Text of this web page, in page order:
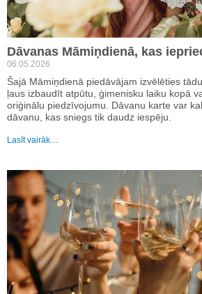
Dāvanas Māmiņdienā, kas
06.05.2026
Šajā Māmiņdienā piedāvājam izvēlēties
ļaus izbaudīt atpūtu, ģimenisku laiku kopā
oriģinālu piedzīvojumu. Dāvanu karte var
dāvanu, kas sniegs tik daudz iespēju.
Lasīt vairāk…